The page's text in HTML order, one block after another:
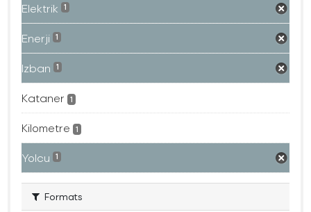
Elektrik 1
Enerji 1
Izban 1
Kataner 1
Kilometre 1
Yolcu 1
Formats